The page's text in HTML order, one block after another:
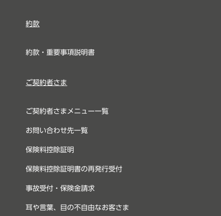
約款
約款・重要事項説明書
ご契約者さま
ご契約者さまメニュー一覧
お問い合わせ先一覧
保険料控除証明
保険料控除証明書の再発行受付
事故受付・保険金請求
耳や言葉、目の不自由なお客さま